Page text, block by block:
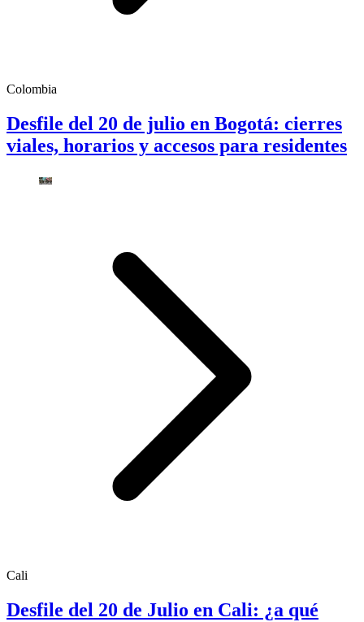
Colombia
Desfile del 20 de julio en Bogotá: cierres
viales, horarios y accesos para residentes
Cali
Desfile del 20 de Julio en Cali: ¿a qué